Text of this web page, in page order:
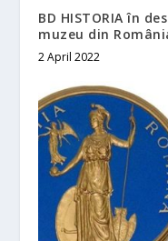
BD HISTORIA în
muzeu din
2 April 2022